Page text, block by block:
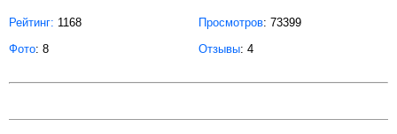
Рейтинг: 1168 Просмотров: 73399
Фото: 8 Отзывы: 4